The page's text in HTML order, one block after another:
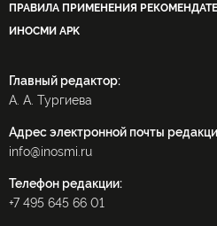
ПРАВИЛА ПРИМЕНЕНИЯ
ИНОСМИ APK
Главный редактор:
А. А. Тургиева
Адрес электронной почты
info@inosmi.ru
Телефон редакции:
+7 495 645 66 01